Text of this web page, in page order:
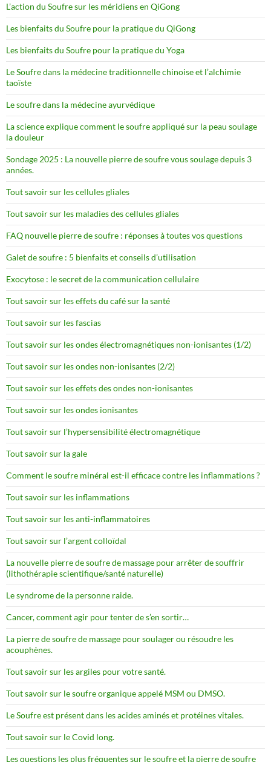
L’action du Soufre sur les méridiens en QiGong
Les bienfaits du Soufre pour la pratique du QiGong
Les bienfaits du Soufre pour la pratique du Yoga
Le Soufre dans la médecine traditionnelle chinoise et l’alchimie
taoïste
Le soufre dans la médecine ayurvédique
La science explique comment le soufre appliqué sur la peau soulage
la douleur
Sondage 2025 : La nouvelle pierre de soufre vous soulage depuis 3
années.
Tout savoir sur les cellules gliales
Tout savoir sur les maladies des cellules gliales
FAQ nouvelle pierre de soufre : réponses à toutes vos questions
Galet de soufre : 5 bienfaits et conseils d’utilisation
Exocytose : le secret de la communication cellulaire
Tout savoir sur les effets du café sur la santé
Tout savoir sur les fascias
Tout savoir sur les ondes électromagnétiques non-ionisantes (1/2)
Tout savoir sur les ondes non-ionisantes (2/2)
Tout savoir sur les effets des ondes non-ionisantes
Tout savoir sur les ondes ionisantes
Tout savoir sur l’hypersensibilité électromagnétique
Tout savoir sur la gale
Comment le soufre minéral est-il efficace contre les inflammations ?
Tout savoir sur les inflammations
Tout savoir sur les anti-inflammatoires
Tout savoir sur l’argent colloïdal
La nouvelle pierre de soufre de massage pour arrêter de souffrir
(lithothérapie scientifique/santé naturelle)
Le syndrome de la personne raide.
Cancer, comment agir pour tenter de s’en sortir…
La pierre de soufre de massage pour soulager ou résoudre les
acouphènes.
Tout savoir sur les argiles pour votre santé.
Tout savoir sur le soufre organique appelé MSM ou DMSO.
Le Soufre est présent dans les acides aminés et protéines vitales.
Tout savoir sur le Covid long.
Les questions les plus fréquentes sur le soufre et la pierre de soufre